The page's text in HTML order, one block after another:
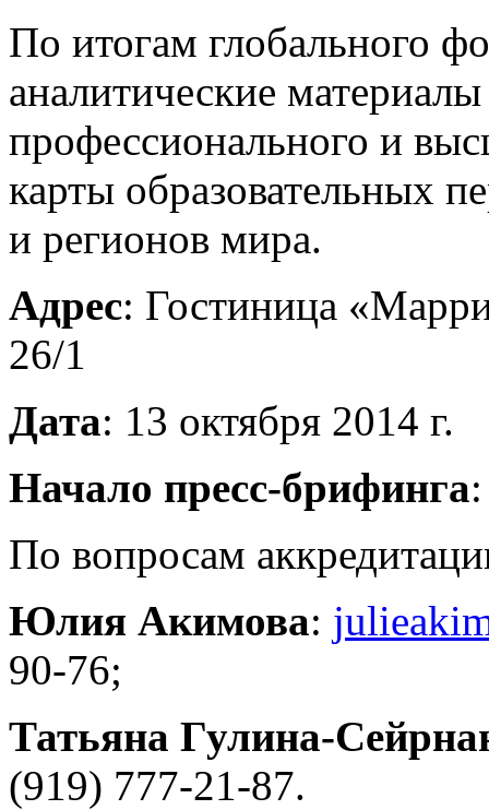
По итогам глобального
аналитические
профессионального и
карты образовательных
и регионов мира.
Адрес: Гостиница
26/1
Дата: 13 октября 2014 г.
Начало пресс-брифинга
По вопросам
Юлия Акимова:
90-76;
Татьяна Гулина-
(919) 777-21-87.